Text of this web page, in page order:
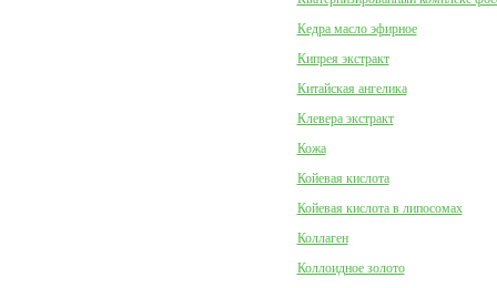
Кедра масло эфирное
Кипрея экстракт
Китайская ангелика
Клевера экстракт
Кожа
Койевая кислота
Койевая кислота в липосомах
Коллаген
Коллоидное золото